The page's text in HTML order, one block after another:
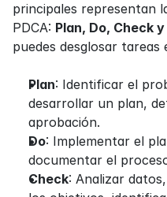
principales representan
PDCA: Plan, Do, Check
puedes desglosar
Plan: Identificar el
desarrollar un plan,
aprobación.
Do: Implementar el
documentar el
Check: Analizar